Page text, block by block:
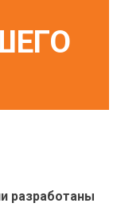
разработаны